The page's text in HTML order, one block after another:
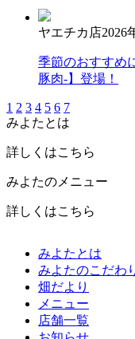
ヤエチカ店2026
季節のおすすめ
豚肉-】登場！
1 2 3 4 5 6 7
みよたとは
詳しくはこちら
みよたのメニュー
詳しくはこちら
みよたとは
みよたのこだわ
畑だより
メニュー
店舗一覧